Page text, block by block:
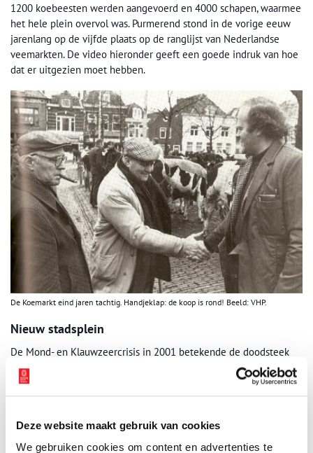
Deze website maakt gebruik van cookies
We gebruiken cookies om content en advertenties te
1200 koebeesten werden aangevoerd en 4000 schapen, waarmee
het hele plein overvol was. Purmerend stond in de vorige eeuw
jarenlang op de vijfde plaats op de ranglijst van Nederlandse
veemarkten. De video hieronder geeft een goede indruk van hoe
dat er uitgezien moet hebben.
De Koemarkt eind jaren tachtig. Handjeklap: de koop is rond! Beeld: VHP.
Nieuw stadsplein
De Mond- en Klauwzeercrisis in 2001 betekende de doodsteek
voor de koemarkt in de binnenstad. Het werd verboden om nog
langer veemarkten in de open lucht te houden en de markt week
uit naar een overdekte hal buiten de stad. Doordat het plein niet
functie krijgen. Na de herinrichting van de Koemarkt kreeg
Purmerend een autovrij horeca- en evenementenplein. De